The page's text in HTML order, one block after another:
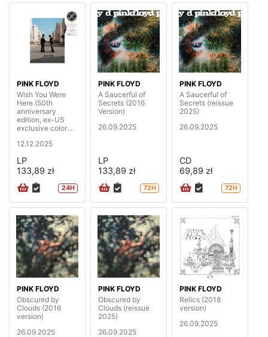
PINK FLOYD
Wish You Were
Here (50th
anniversary
edition, ex-US
exclusive color
12.12.2025
LP
133,89 zł
24H
PINK FLOYD
A Saucerful of
Secrets (2016
Version)
26.09.2025
LP
133,89 zł
72H
PINK FLOYD
A Saucerful of
Secrets (reissue
2025)
26.09.2025
CD
69,89 zł
72H
PINK FLOYD
Obscured by
Clouds (2016
version)
26.09.2025
PINK FLOYD
Obscured by
Clouds (reissue
2025)
26.09.2025
PINK FLOYD
Relics (2018
version)
26.09.2025